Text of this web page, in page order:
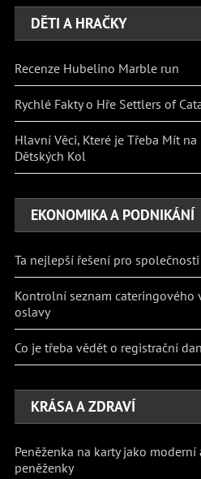
DĚTI A HRAČKY
Recenze Hubelino Marble run
Rychlé Fakty o Hře Settlers of
Hlavní Věci, Které je Třeba Mít
Dětských Kol
EKONOMIKA A PODNIKÁNÍ
Ta nejlepší řešení pro
Kontrolní seznam
oslavy
Co je třeba vědět o registrační
KRÁSA A ZDRAVÍ
Peněženka na karty jako
peněženky